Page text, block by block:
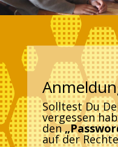
Solltest Du
vergessen
den
auf der